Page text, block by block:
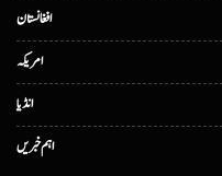
افغانستان
امریکہ
انڈیا
اہم خبریں